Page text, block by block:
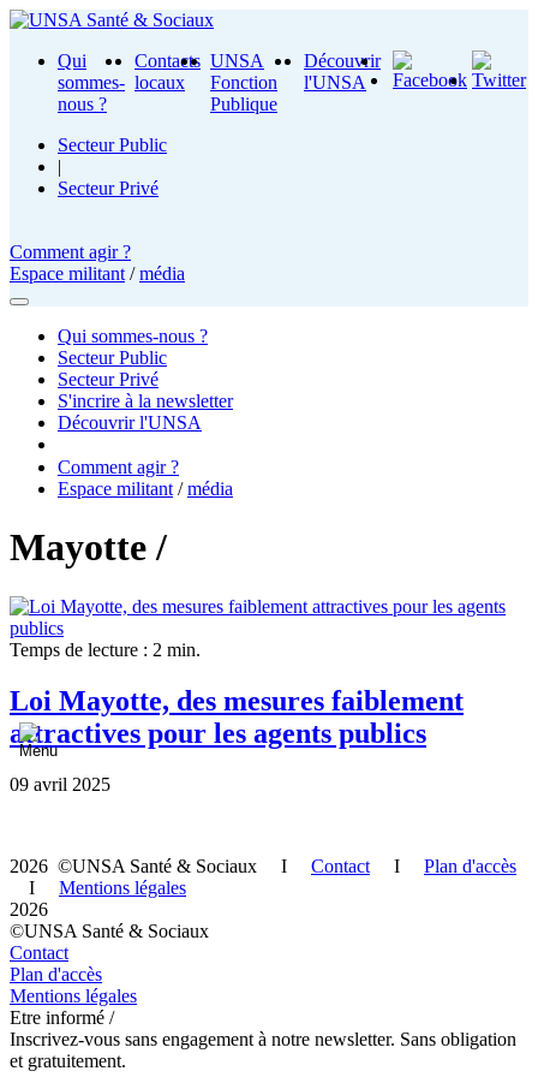
Qui
sommes-
nous ?
Contacts
locaux
UNSA
Fonction
Publique
Découvrir
l'UNSA
Secteur Public
|
Secteur Privé
Comment agir ?
Espace militant /média
Qui sommes-nous ?
Secteur Public
Secteur Privé
S'incrire à la newsletter
Découvrir l'UNSA
Comment agir ?
Espace militant /média
Mayotte /
Temps de lecture : 2 min.
Loi Mayotte, des mesures faiblement
attractives pour les agents publics
09 avril 2025
2026 ©UNSA Santé & Sociaux I Contact I Plan d'accès
I Mentions légales
2026
©UNSA Santé & Sociaux
Contact
Plan d'accès
Mentions légales
Etre informé /
Inscrivez-vous sans engagement à notre newsletter. Sans obligation
et gratuitement.